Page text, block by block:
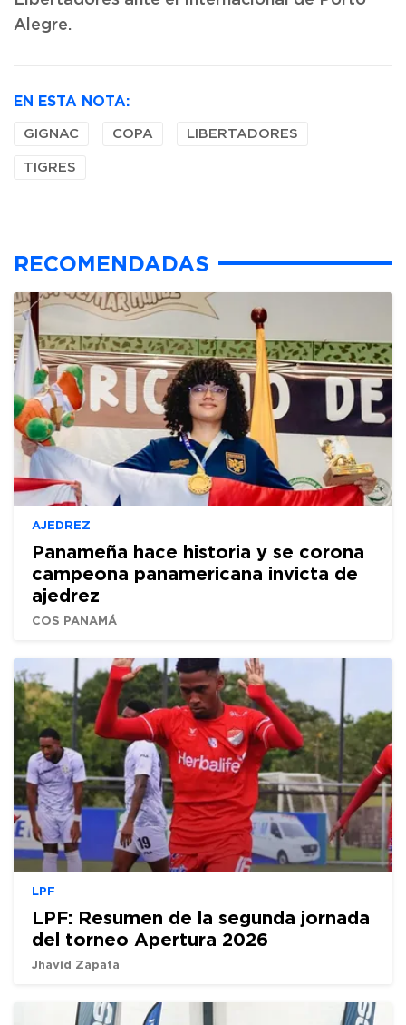
Alegre.
EN ESTA NOTA:
GIGNAC COPA LIBERTADORES
TIGRES
RECOMENDADAS
AJEDREZ
Panameña hace historia y se corona
campeona panamericana invicta de
ajedrez
COS PANAMÁ
LPF
LPF: Resumen de la segunda jornada
del torneo Apertura 2026
Jhavid Zapata